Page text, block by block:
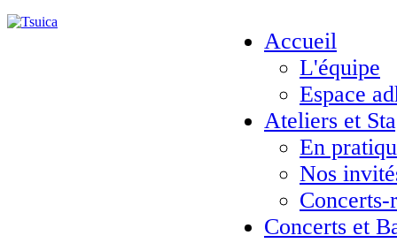
Accueil
L'équipe
Espace
Ateliers et
En
Nos
Concerts-
Concerts et